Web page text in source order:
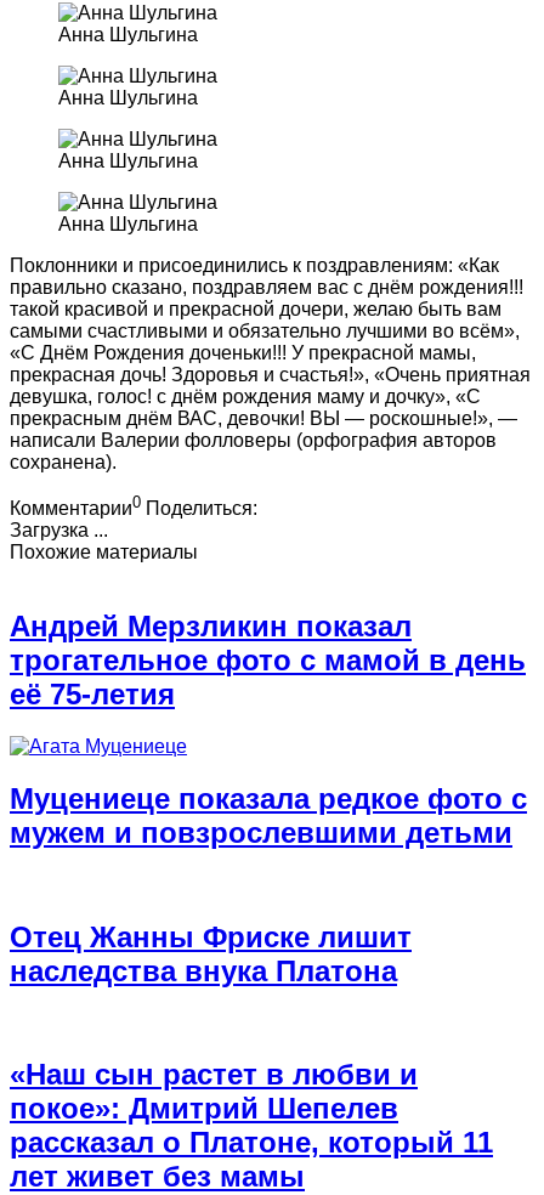
Анна Шульгина
Анна Шульгина
Анна Шульгина
Анна Шульгина
Поклонники и присоединились к поздравлениям: «Как
правильно сказано, поздравляем вас с днём рождения!!!
такой красивой и прекрасной дочери, желаю быть вам
самыми счастливыми и обязательно лучшими во всём»,
«С Днём Рождения доченьки!!! У прекрасной мамы,
прекрасная дочь! Здоровья и счастья!», «Очень приятная
девушка, голос! с днём рождения маму и дочку», «С
прекрасным днём ВАС, девочки! ВЫ — роскошные!», —
написали Валерии фолловеры (орфография авторов
сохранена).
Комментарии0 Поделиться:
Загрузка ...
Похожие материалы
Андрей Мерзликин показал
трогательное фото с мамой в день
её 75-летия
Муцениеце показала редкое фото с
мужем и повзрослевшими детьми
Отец Жанны Фриске лишит
наследства внука Платона
«Наш сын растет в любви и
покое»: Дмитрий Шепелев
рассказал о Платоне, который 11
лет живет без мамы